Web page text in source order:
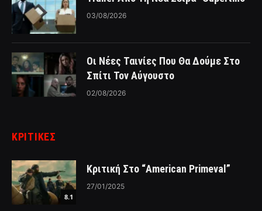
03/08/2026
Οι Νέες Ταινίες Που Θα Δούμε Στο
Σπίτι Τον Αύγουστο
02/08/2026
ΚΡΙΤΙΚΈΣ
8.1
Κριτική Στο “American Primeval”
27/01/2025